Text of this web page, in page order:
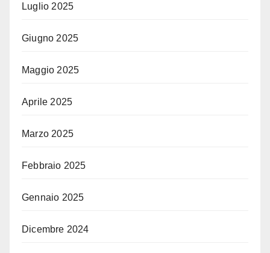
Luglio 2025
Giugno 2025
Maggio 2025
Aprile 2025
Marzo 2025
Febbraio 2025
Gennaio 2025
Dicembre 2024